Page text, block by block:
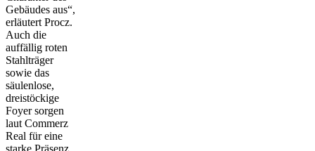
Gebäudes aus“,
erläutert Procz.
Auch die
auffällig roten
Stahlträger
sowie das
säulenlose,
dreistöckige
Foyer sorgen
laut Commerz
Real für eine